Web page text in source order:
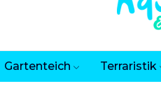
Gartenteich Terraristik